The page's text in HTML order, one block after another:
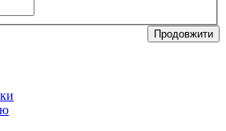
Продовжити